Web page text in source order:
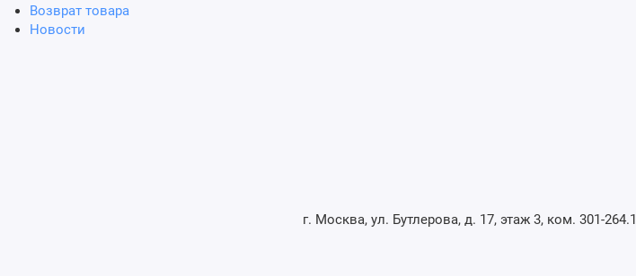
Возврат товара
Новости
г. Москва, ул. Бутлерова, д. 17, этаж 3, ком. 301-264.1